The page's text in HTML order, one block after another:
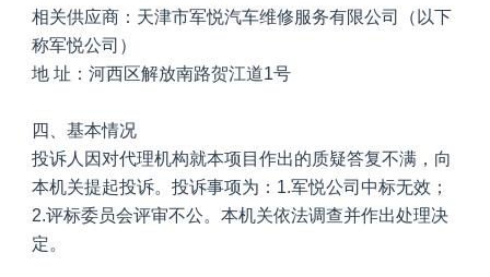
相关供应商：天津市军悦汽车维修服务有限公司（以下
称军悦公司）
地 址：河西区解放南路贺江道1号
四、基本情况
投诉人因对代理机构就本项目作出的质疑答复不满，向
本机关提起投诉。投诉事项为：1.军悦公司中标无效；
2.评标委员会评审不公。本机关依法调查并作出处理决
定。